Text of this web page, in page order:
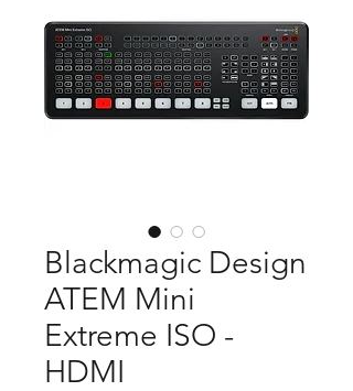
Blackmagic Design
ATEM Mini
Extreme ISO -
HDMI